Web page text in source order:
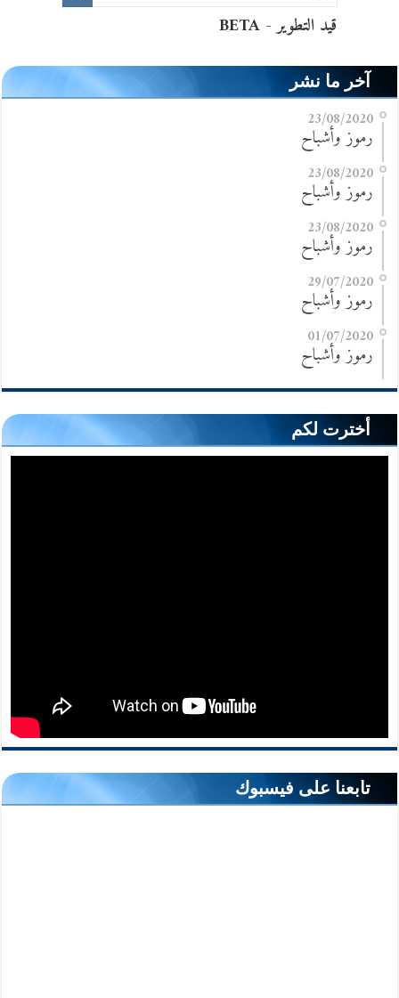
آخر ما نشر
23/08/2020
رموز وأشباح
23/08/2020
رموز وأشباح
23/08/2020
رموز وأشباح
29/07/2020
رموز وأشباح
01/07/2020
رموز وأشباح
أخترت لكم
تابعنا على فيسبوك